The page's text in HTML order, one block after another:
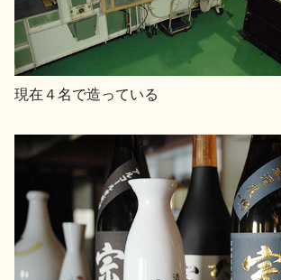
現在４名で造っている